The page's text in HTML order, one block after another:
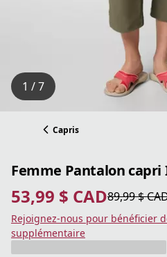
1 / 7
Capris
Femme Pantalon capri
53,99 $ CAD
prix actuel 53,99 $ CAD
89,99 $
prix original 89,99 $ CAD
Enregistrer 40 %
Rejoignez-nous pour bénéficier
supplémentaire